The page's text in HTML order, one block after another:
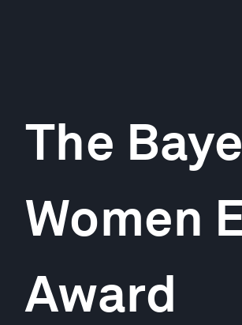
The
Women
Award